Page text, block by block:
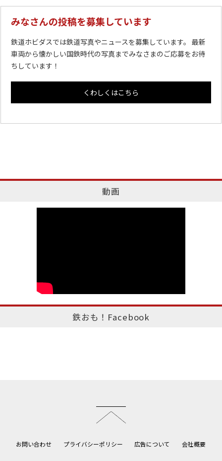
みなさんの投稿を募集しています
鉄道ホビダスでは鉄道写真やニュースを募集しています。 最新
車両から懐かしい国鉄時代の写真までみなさまのご応募をお待
ちしています！
くわしくはこちら
動画
鉄おも！Facebook
お問い合わせ プライバシーポリシー 広告について 会社概要